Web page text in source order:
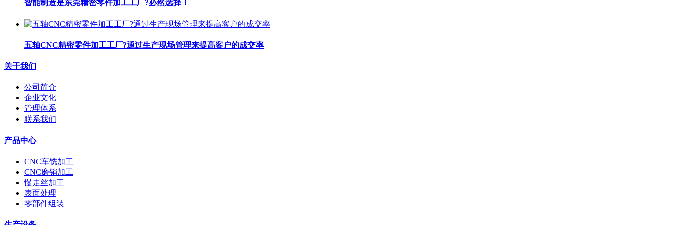
智能制造是东莞精密零件加工工厂?必然选择！
五轴CNC精密零件加工工厂?通过生产现场管理来提高客户的成交率
关于我们
公司简介
企业文化
管理体系
联系我们
产品中心
CNC车铣加工
CNC磨销加工
慢走丝加工
表面处理
零部件组装